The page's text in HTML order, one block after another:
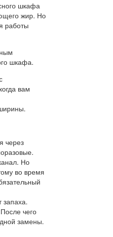
шкафа
жир. Но
работы
шкафа.
вам
через
Но
во время
чего
замены.